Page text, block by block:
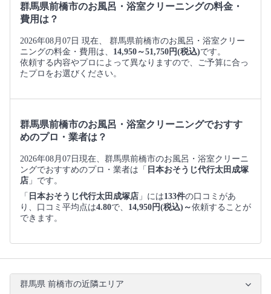
群馬県前橋市のお風呂・浴室クリーニングの料金・
費用は？
2026年08月07日 現在、 群馬県前橋市のお風呂・浴室クリー
ニングの料金・費用は、 14,950～51,750円(税込)です。
依頼する内容やプロによって異なりますので、ご予算に合っ
たプロをお選びください。
群馬県前橋市のお風呂・浴室クリーニングでおすす
めのプロ・業者は？
2026年08月07日現在、群馬県前橋市のお風呂・浴室クリーニ
ングでおすすめのプロ・業者は「 日本おそうじ代行太田成塚
店 」です。
「 日本おそうじ代行太田成塚店 」には133件の口コミがあ
り、口コミ平均点は4.80で、 14,950円(税込)～依頼することが
できます。
群馬県 前橋市の近隣エリア